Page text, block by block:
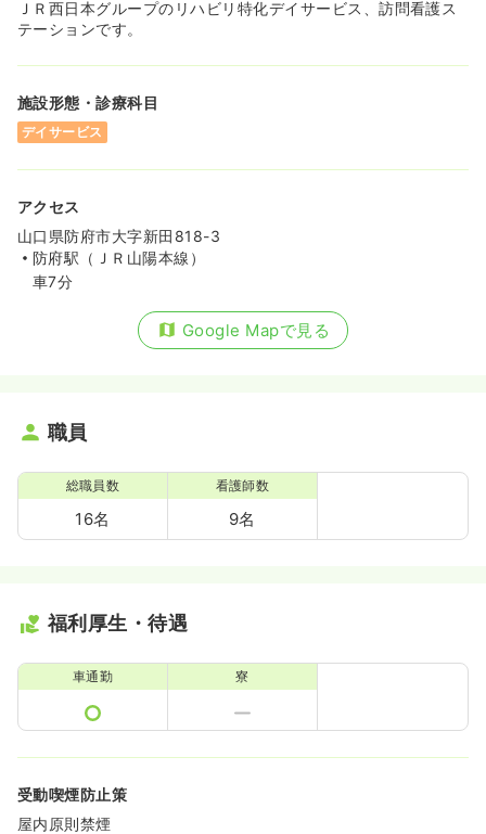
ＪＲ西日本グループのリハビリ特化デイサービス、訪問看護ス
テーションです。
施設形態・診療科目
デイサービス
アクセス
山口県防府市大字新田818-3
防府駅（ＪＲ山陽本線）
車7分
Google Mapで見る
職員
総職員数
16名
看護師数
9名
福利厚生・待遇
車通勤 寮
受動喫煙防止策
屋内原則禁煙